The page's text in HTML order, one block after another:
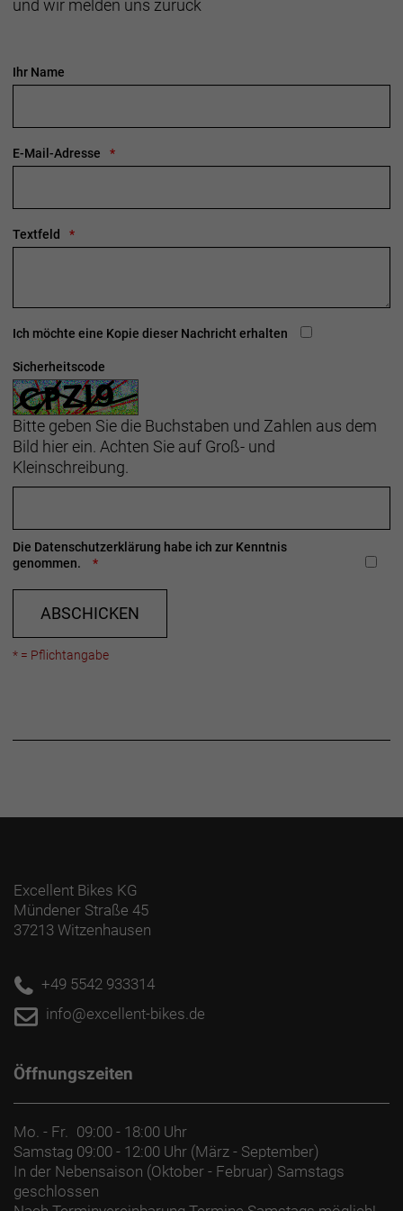
und wir melden uns zurück
Ihr Name
E-Mail-Adresse
Textfeld
Ich möchte eine Kopie dieser Nachricht erhalten
Sicherheitscode
Bitte geben Sie die Buchstaben und Zahlen aus dem
Bild hier ein. Achten Sie auf Groß- und
Kleinschreibung.
Die Datenschutzerklärung habe ich zur Kenntnis
genommen.
ABSCHICKEN
* = Pflichtangabe
Excellent Bikes KG
Mündener Straße 45
37213 Witzenhausen
+49 5542 933314
info@excellent-bikes.de
Öffnungszeiten
Mo. - Fr. 09:00 - 18:00 Uhr
Samstag 09:00 - 12:00 Uhr (März - September)
In der Nebensaison (Oktober - Februar) Samstags
geschlossen